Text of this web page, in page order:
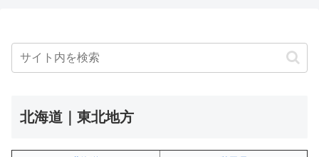
北海道｜東北地方